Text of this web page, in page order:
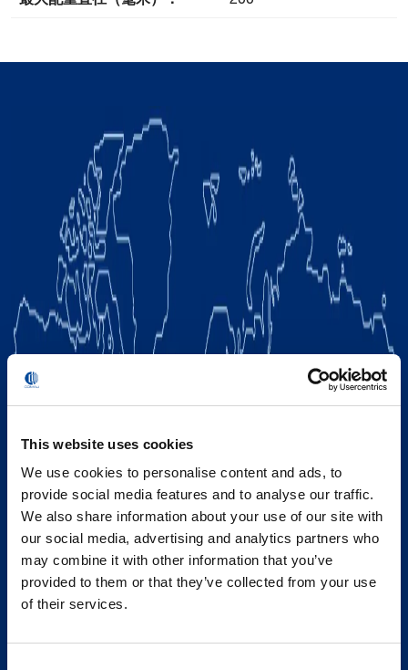
This website uses cookies
We use cookies to personalise content and ads, to
provide social media features and to analyse our traffic.
We also share information about your use of our site with
our social media, advertising and analytics partners who
may combine it with other information that you’ve
provided to them or that they’ve collected from your use
of their services.